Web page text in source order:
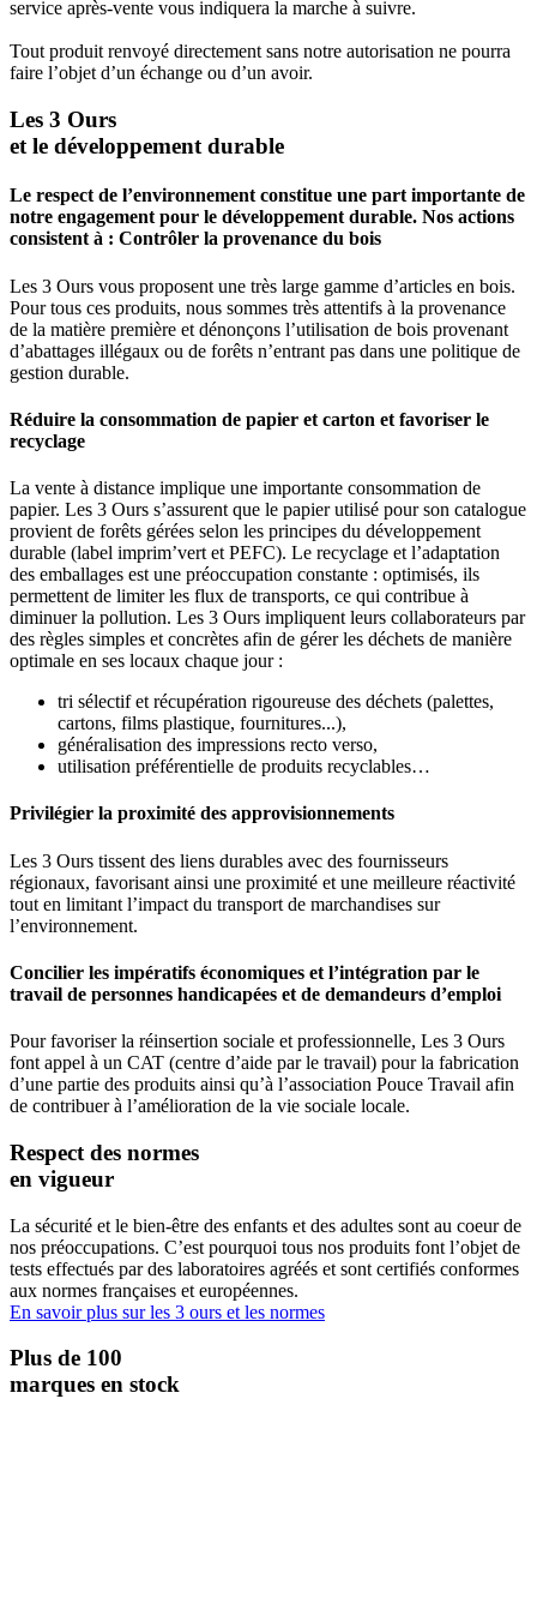
service après-vente vous indiquera la marche à suivre.
Tout produit renvoyé directement sans notre autorisation ne pourra
faire l’objet d’un échange ou d’un avoir.
Les 3 Ours
et le développement durable
Le respect de l’environnement constitue une part importante de
notre engagement pour le développement durable. Nos actions
consistent à : Contrôler la provenance du bois
Les 3 Ours vous proposent une très large gamme d’articles en bois.
Pour tous ces produits, nous sommes très attentifs à la provenance
de la matière première et dénonçons l’utilisation de bois provenant
d’abattages illégaux ou de forêts n’entrant pas dans une politique de
gestion durable.
Réduire la consommation de papier et carton et favoriser le
recyclage
La vente à distance implique une importante consommation de
papier. Les 3 Ours s’assurent que le papier utilisé pour son catalogue
provient de forêts gérées selon les principes du développement
durable (label imprim’vert et PEFC). Le recyclage et l’adaptation
des emballages est une préoccupation constante : optimisés, ils
permettent de limiter les flux de transports, ce qui contribue à
diminuer la pollution. Les 3 Ours impliquent leurs collaborateurs par
des règles simples et concrètes afin de gérer les déchets de manière
optimale en ses locaux chaque jour :
tri sélectif et récupération rigoureuse des déchets (palettes,
cartons, films plastique, fournitures...),
généralisation des impressions recto verso,
utilisation préférentielle de produits recyclables…
Privilégier la proximité des approvisionnements
Les 3 Ours tissent des liens durables avec des fournisseurs
régionaux, favorisant ainsi une proximité et une meilleure réactivité
tout en limitant l’impact du transport de marchandises sur
l’environnement.
Concilier les impératifs économiques et l’intégration par le
travail de personnes handicapées et de demandeurs d’emploi
Pour favoriser la réinsertion sociale et professionnelle, Les 3 Ours
font appel à un CAT (centre d’aide par le travail) pour la fabrication
d’une partie des produits ainsi qu’à l’association Pouce Travail afin
de contribuer à l’amélioration de la vie sociale locale.
Respect des normes
en vigueur
La sécurité et le bien-être des enfants et des adultes sont au coeur de
nos préoccupations. C’est pourquoi tous nos produits font l’objet de
tests effectués par des laboratoires agréés et sont certifiés conformes
aux normes françaises et européennes.
En savoir plus sur les 3 ours et les normes
Plus de 100
marques en stock